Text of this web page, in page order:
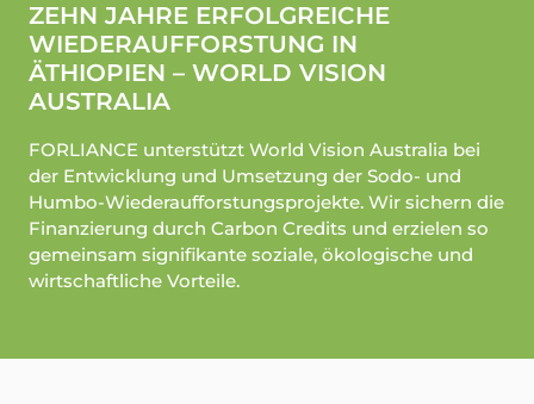
ZEHN JAHRE ERFOLGREICHE
WIEDERAUFFORSTUNG IN
ÄTHIOPIEN – WORLD VISION
AUSTRALIA
FORLIANCE unterstützt World Vision Australia bei
der Entwicklung und Umsetzung der Sodo- und
Humbo-Wiederaufforstungsprojekte. Wir sichern die
Finanzierung durch Carbon Credits und erzielen so
gemeinsam signifikante soziale, ökologische und
wirtschaftliche Vorteile.